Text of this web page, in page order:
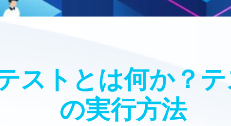
ストとは何か？
の実行方法